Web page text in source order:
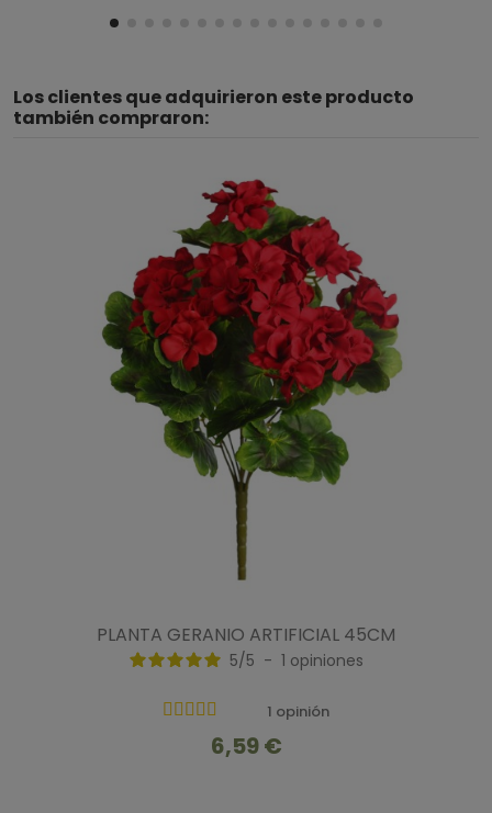
Los clientes que adquirieron este producto
también compraron:
PLANTA GERANIO ARTIFICIAL 45CM
5/5 - 1 opiniones
1 opinión
6,59 €